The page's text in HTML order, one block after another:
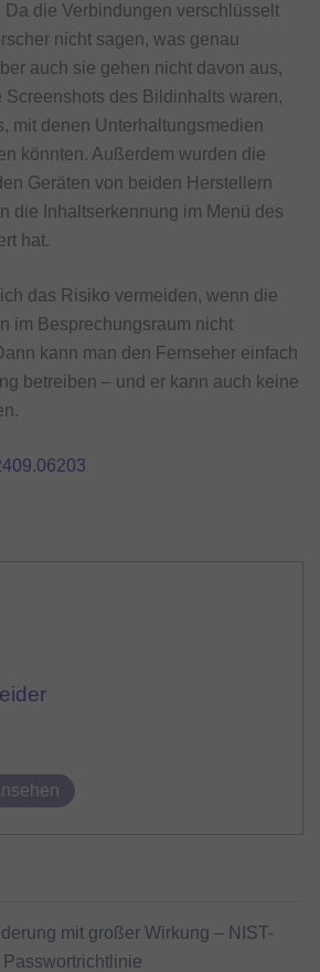
Da die Verbindungen verschlüsselt
nicht sagen, was genau
auch sie gehen nicht davon aus,
Screenshots des Bildinhalts waren,
mit denen Unterhaltungsmedien
könnten. Außerdem wurden die
Geräten von beiden Herstellern
die Inhaltserkennung im Menü des
hat.
das Risiko vermeiden, wenn die
im Besprechungsraum nicht
kann man den Fernseher einfach
betreiben – und er kann auch keine
mit großer Wirkung – NIST-
Passwortrichtlinie